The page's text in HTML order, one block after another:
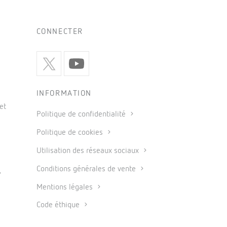
CONNECTER
INFORMATION
Politique de confidentialité
Politique de cookies
Utilisation des réseaux sociaux
Conditions générales de vente
Mentions légales
Code éthique